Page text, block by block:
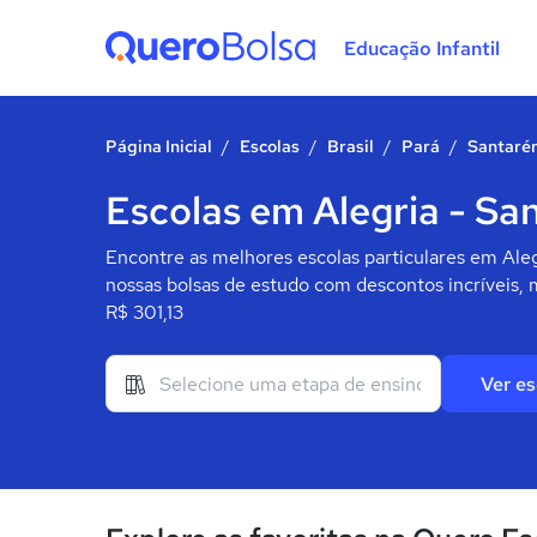
Educação Infantil
Página Inicial / Escolas / Brasil / Pará /
Escolas em Alegria -
Encontre as melhores escolas particulares em
nossas bolsas de estudo com descontos incríveis,
R$ 301,13
Ver